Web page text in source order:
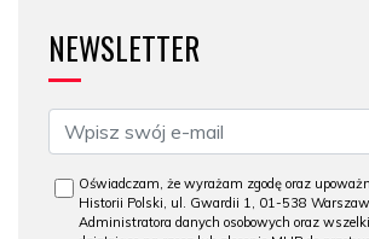
NEWSLETTER
Oświadczam, że wyrażam zgodę oraz
Historii Polski, ul. Gwardii 1, 01-538
Administratora danych osobowych oraz